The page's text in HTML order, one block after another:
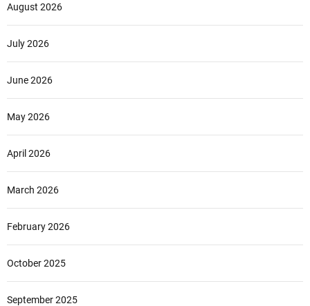
August 2026
July 2026
June 2026
May 2026
April 2026
March 2026
February 2026
October 2025
September 2025